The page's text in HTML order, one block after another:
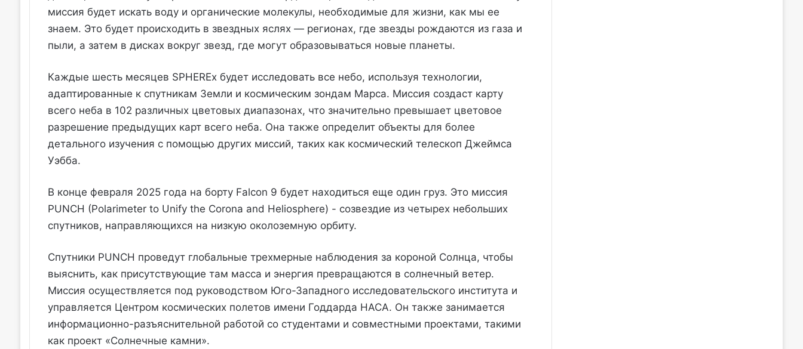
миссия будет искать воду и органические молекулы, необходимые для жизни, как мы ее
знаем. Это будет происходить в звездных яслях — регионах, где звезды рождаются из газа и
пыли, а затем в дисках вокруг звезд, где могут образовываться новые планеты.
Каждые шесть месяцев SPHEREx будет исследовать все небо, используя технологии,
адаптированные к спутникам Земли и космическим зондам Марса. Миссия создаст карту
всего неба в 102 различных цветовых диапазонах, что значительно превышает цветовое
разрешение предыдущих карт всего неба. Она также определит объекты для более
детального изучения с помощью других миссий, таких как космический телескоп Джеймса
Уэбба.
В конце февраля 2025 года на борту Falcon 9 будет находиться еще один груз. Это миссия
PUNCH (Polarimeter to Unify the Corona and Heliosphere) - созвездие из четырех небольших
спутников, направляющихся на низкую околоземную орбиту.
Спутники PUNCH проведут глобальные трехмерные наблюдения за короной Солнца, чтобы
выяснить, как присутствующие там масса и энергия превращаются в солнечный ветер.
Миссия осуществляется под руководством Юго-Западного исследовательского института и
управляется Центром космических полетов имени Годдарда НАСА. Он также занимается
информационно-разъяснительной работой со студентами и совместными проектами, такими
как проект «Солнечные камни».